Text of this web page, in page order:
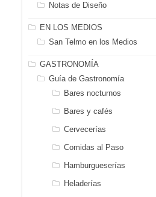
Notas de Diseño
EN LOS MEDIOS
San Telmo en los Medios
GASTRONOMÍA
Guía de Gastronomía
Bares nocturnos
Bares y cafés
Cervecerías
Comidas al Paso
Hamburgueserías
Heladerías